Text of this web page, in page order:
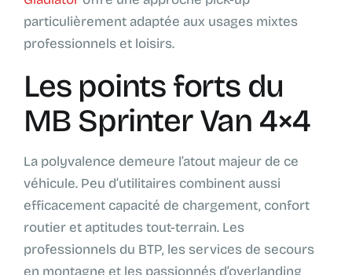
particulièrement adaptée aux usages mixtes
professionnels et loisirs.
Les points forts du
MB Sprinter Van 4×4
La polyvalence demeure l’atout majeur de ce
véhicule. Peu d’utilitaires combinent aussi
efficacement capacité de chargement, confort
routier et aptitudes tout-terrain. Les
professionnels du BTP, les services de secours
en montagne et les passionnés d’overlanding